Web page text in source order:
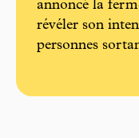
annoncé la
révéler son
personnes